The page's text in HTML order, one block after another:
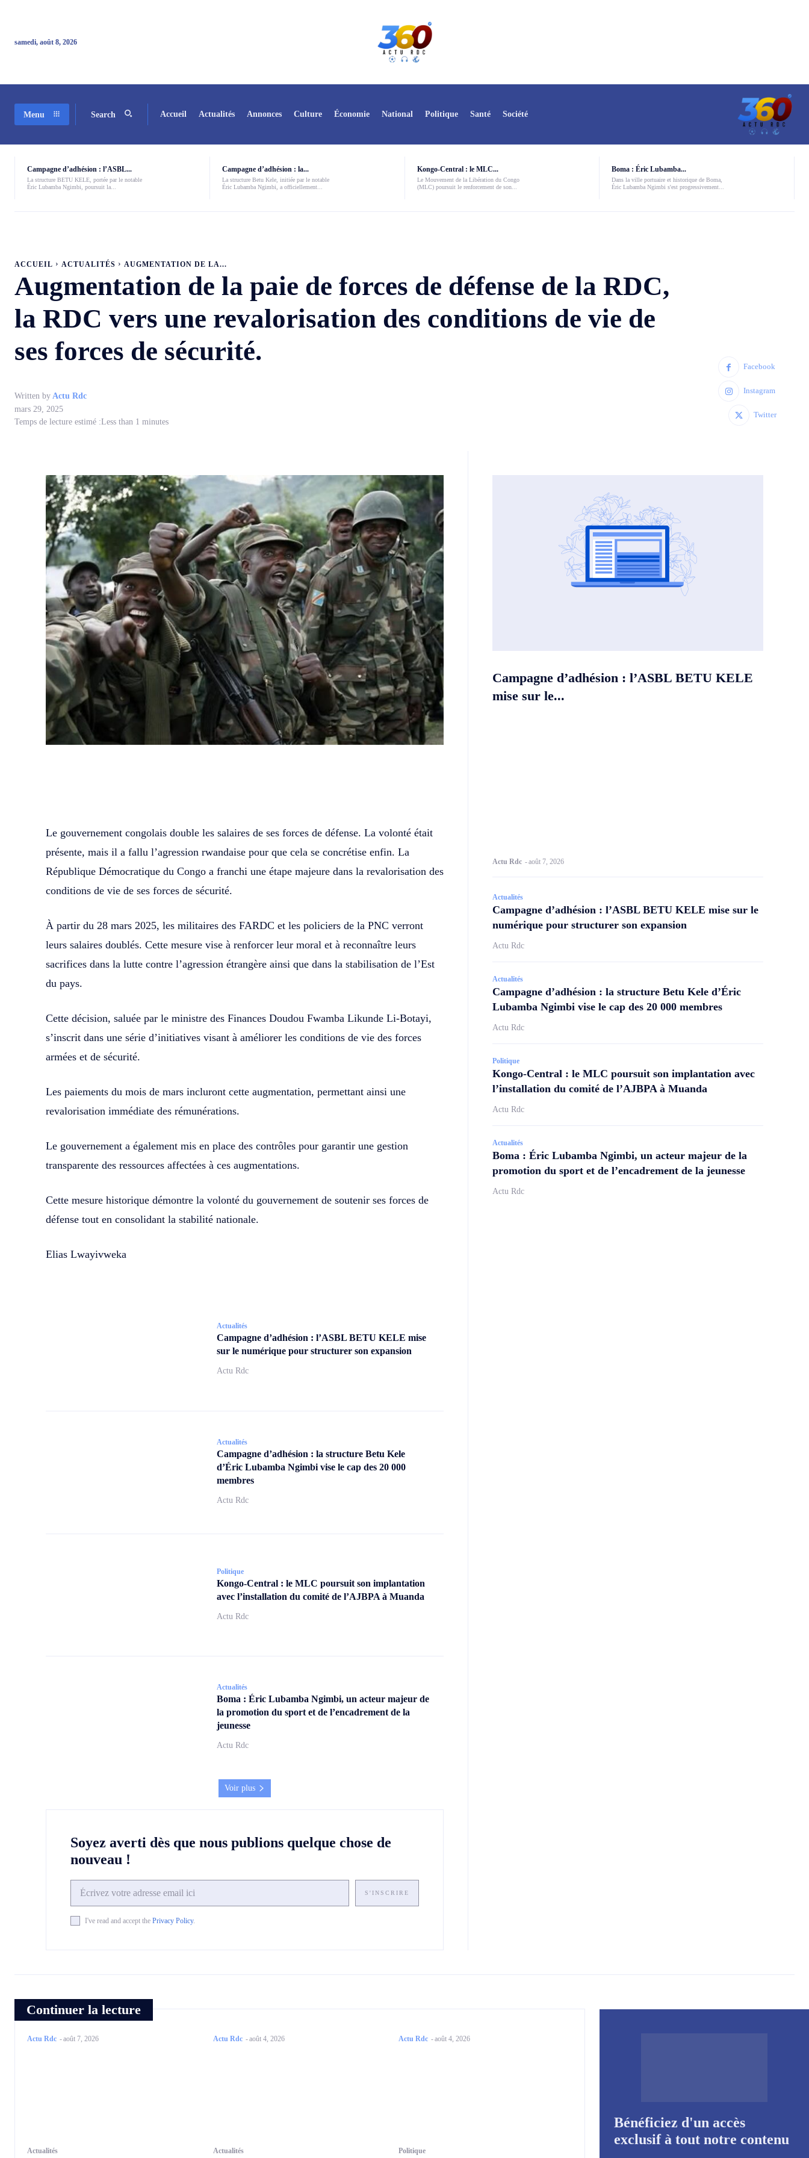
samedi, août 8, 2026
Menu Search Accueil Actualités Annonces Culture Économie National Politique Santé Société
Campagne d’adhésion : l’ASBL...
La structure BETU KELE, portée par le notable
Éric Lubamba Ngimbi, poursuit la...
Campagne d’adhésion : la...
La structure Betu Kele, initiée par le notable
Éric Lubamba Ngimbi, a officiellement...
Kongo-Central : le MLC...
Le Mouvement de la Libération du Congo
(MLC) poursuit le renforcement de son...
Boma : Éric Lubamba...
Dans la ville portuaire et historique de Boma,
Éric Lubamba Ngimbi s'est progressivement...
ACCUEIL ACTUALITÉS AUGMENTATION DE LA...
Augmentation de la paie de forces de défense de la RDC,
la RDC vers une revalorisation des conditions de vie de
ses forces de sécurité.
Written by Actu Rdc
mars 29, 2025
Temps de lecture estimé :Less than 1 minutes
Facebook
Instagram
Twitter
Le gouvernement congolais double les salaires de ses forces de défense. La volonté était
présente, mais il a fallu l’agression rwandaise pour que cela se concrétise enfin. La
République Démocratique du Congo a franchi une étape majeure dans la revalorisation des
conditions de vie de ses forces de sécurité.
À partir du 28 mars 2025, les militaires des FARDC et les policiers de la PNC verront
leurs salaires doublés. Cette mesure vise à renforcer leur moral et à reconnaître leurs
sacrifices dans la lutte contre l’agression étrangère ainsi que dans la stabilisation de l’Est
du pays.
Cette décision, saluée par le ministre des Finances Doudou Fwamba Likunde Li-Botayi,
s’inscrit dans une série d’initiatives visant à améliorer les conditions de vie des forces
armées et de sécurité.
Les paiements du mois de mars incluront cette augmentation, permettant ainsi une
revalorisation immédiate des rémunérations.
Le gouvernement a également mis en place des contrôles pour garantir une gestion
transparente des ressources affectées à ces augmentations.
Cette mesure historique démontre la volonté du gouvernement de soutenir ses forces de
défense tout en consolidant la stabilité nationale.
Elias Lwayivweka
Actualités
Campagne d’adhésion : l’ASBL BETU KELE mise
sur le numérique pour structurer son expansion
Actu Rdc
Actualités
Campagne d’adhésion : la structure Betu Kele
d’Éric Lubamba Ngimbi vise le cap des 20 000
membres
Actu Rdc
Politique
Kongo-Central : le MLC poursuit son implantation
avec l’installation du comité de l’AJBPA à Muanda
Actu Rdc
Actualités
Boma : Éric Lubamba Ngimbi, un acteur majeur de
la promotion du sport et de l’encadrement de la
jeunesse
Actu Rdc
Voir plus
Soyez averti dès que nous publions quelque chose de
nouveau !
S'INSCRIRE
I've read and accept the Privacy Policy.
Campagne d’adhésion : l’ASBL BETU KELE
mise sur le...
Actu Rdc -août 7, 2026
Actualités
Campagne d’adhésion : l’ASBL BETU KELE mise sur le
numérique pour structurer son expansion
Actu Rdc
Actualités
Campagne d’adhésion : la structure Betu Kele d’Éric
Lubamba Ngimbi vise le cap des 20 000 membres
Actu Rdc
Politique
Kongo-Central : le MLC poursuit son implantation avec
l’installation du comité de l’AJBPA à Muanda
Actu Rdc
Actualités
Boma : Éric Lubamba Ngimbi, un acteur majeur de la
promotion du sport et de l’encadrement de la jeunesse
Actu Rdc
Continuer la lecture
Actu Rdc -août 7, 2026
Actualités
Actu Rdc -août 4, 2026
Actualités
Actu Rdc -août 4, 2026
Politique
Bénéficiez d'un accès
exclusif à tout notre contenu